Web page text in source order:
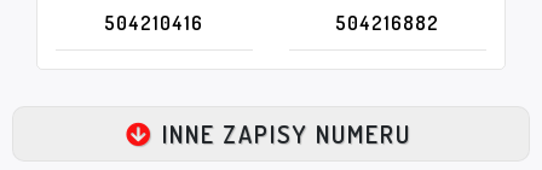
504210416 504216882
INNE ZAPISY NUMERU